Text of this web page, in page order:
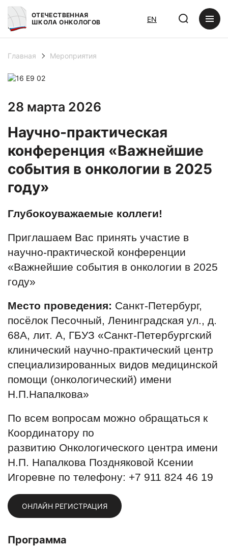
ОТЕЧЕСТВЕННАЯ
ШКОЛА ОНКОЛОГОВ
EN
Главная Мероприятия
28 марта 2026
Научно-практическая
конференция «Важнейшие
события в онкологии в 2025
году»
Глубокоуважаемые коллеги!
Приглашаем Вас принять участие в
научно-практической конференции
«Важнейшие события в онкологии в 2025
году»
Место проведения: Санкт-Петербург,
посёлок Песочный, Ленинградская ул., д.
68А, лит. А, ГБУЗ «Санкт-Петербургский
клинический научно-практический центр
специализированных видов медицинской
помощи (онкологический) имени
Н.П.Напалкова»
По всем вопросам можно обращаться к
Координатору по
развитию Онкологического центра имени
Н.П. Напалкова Поздняковой Ксении
Игоревне по телефону: +7 911 824 46 19
ОНЛАЙН РЕГИСТРАЦИЯ
Программа